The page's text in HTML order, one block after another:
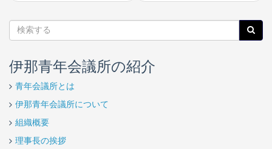
伊那青年会議所の紹介
青年会議所とは
伊那青年会議所について
組織概要
理事長の挨拶